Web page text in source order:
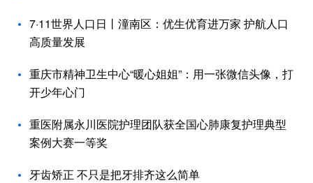
7·11世界人口日丨潼南区：优生优育进万家 护航人口
高质量发展
重庆市精神卫生中心“暖心姐姐”：用一张微信头像，打
开少年心门
重医附属永川医院护理团队获全国心肺康复护理典型
案例大赛一等奖
牙齿矫正 不只是把牙排齐这么简单